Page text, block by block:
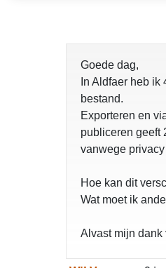
Goede dag,
In Aldfaer heb
bestand.
Exporteren en
publiceren geeft
vanwege
Hoe kan dit
Wat moet ik
Alvast mijn dank